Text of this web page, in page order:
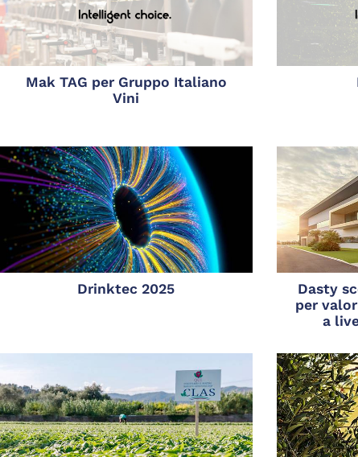
Mak TAG per Gruppo Italiano
Vini
Drinktec 2025
Dasty
per
a